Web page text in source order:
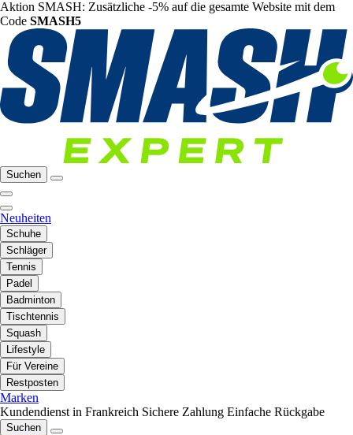
Aktion SMASH: Zusätzliche -5% auf die gesamte Website mit dem
Code SMASH5
Suchen
Neuheiten
Schuhe
Schläger
Tennis
Padel
Badminton
Tischtennis
Squash
Lifestyle
Für Vereine
Restposten
Marken
Kundendienst in Frankreich Sichere Zahlung Einfache Rückgabe
Suchen